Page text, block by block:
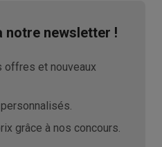
notre newsletter !
offres et nouveaux
grâce à nos concours.